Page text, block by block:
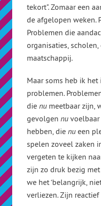
tekort". Zomaar een
de afgelopen weken.
Problemen die
organisaties,
maatschappij.
Maar soms heb ik
problemen.
die nu meetbaar zijn,
gevolgen nu
hebben, die nu een
spelen zoveel zaken
vergeten te kijken
zijn zo druk bezig met
we het ‘belangrijk,
verliezen. Zijn